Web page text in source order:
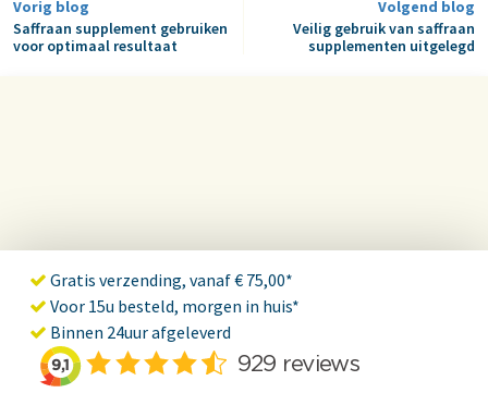
Vorig blog
Saffraan supplement gebruiken
voor optimaal resultaat
Volgend blog
Veilig gebruik van saffraan
supplementen uitgelegd
Gratis verzending, vanaf € 75,00*
Voor 15u besteld, morgen in huis*
Binnen 24uur afgeleverd